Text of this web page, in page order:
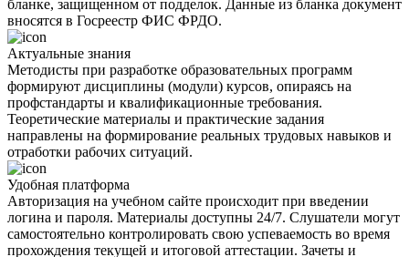
бланке, защищенном от подделок. Данные из бланка документ
вносятся в Госреестр ФИС ФРДО.
Актуальные знания
Методисты при разработке образовательных программ
формируют дисциплины (модули) курсов, опираясь на
профстандарты и квалификационные требования.
Теоретические материалы и практические задания
направлены на формирование реальных трудовых навыков и
отработки рабочих ситуаций.
Удобная платформа
Авторизация на учебном сайте происходит при введении
логина и пароля. Материалы доступны 24/7. Слушатели могут
самостоятельно контролировать свою успеваемость во время
прохождения текущей и итоговой аттестации. Зачеты и